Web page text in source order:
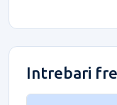
Intrebari